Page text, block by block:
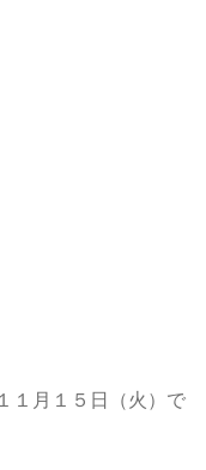
１月１５日（火）で